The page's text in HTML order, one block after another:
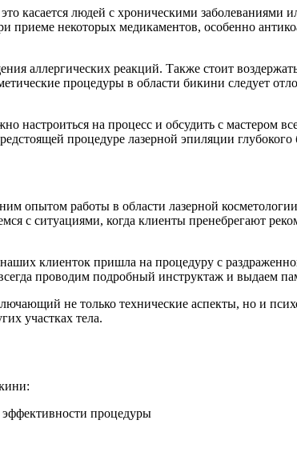
касается людей с хроническими заболеваниями
некоторых медикаментов, особенно
аллергических реакций. Также стоит
процедуры в области бикини следует
настроиться на процесс и обсудить с мастером
процедуре лазерной эпиляции
опытом работы в области лазерной
с ситуациями, когда клиенты пренебрегают
клиенток пришла на процедуру с
проводим подробный инструктаж и выдаем
не только технические аспекты, но и
участках тела.
процедуры